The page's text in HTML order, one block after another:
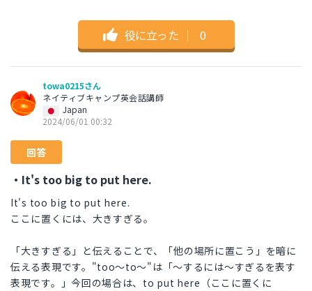
役に立った ｜ 0
towa0215さん
ネイティブキャンプ英会話講師
Japan
2024/06/01 00:32
回答
・It's too big to put here.
It's too big to put here.
ここに置くには、大きすぎる。
「大きすぎる」と伝えることで、「他の場所に置こう」を暗に
伝える表現です。"too〜to〜"は「〜するには〜すぎるを表す
表現です。」今回の場合は、to put here（ここに置くに